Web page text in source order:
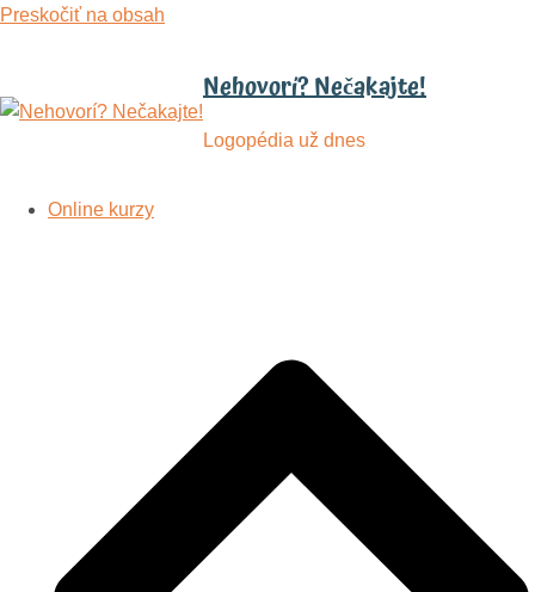
Preskočiť na obsah
Nehovorí? Nečakajte!
Logopédia už dnes
Online kurzy